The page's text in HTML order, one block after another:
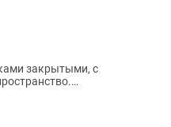
закрытыми, с